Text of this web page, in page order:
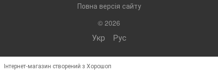
Повна версія сайту
© 2026
Укр Рус
Інтернет-магазин створений з Хорошоп